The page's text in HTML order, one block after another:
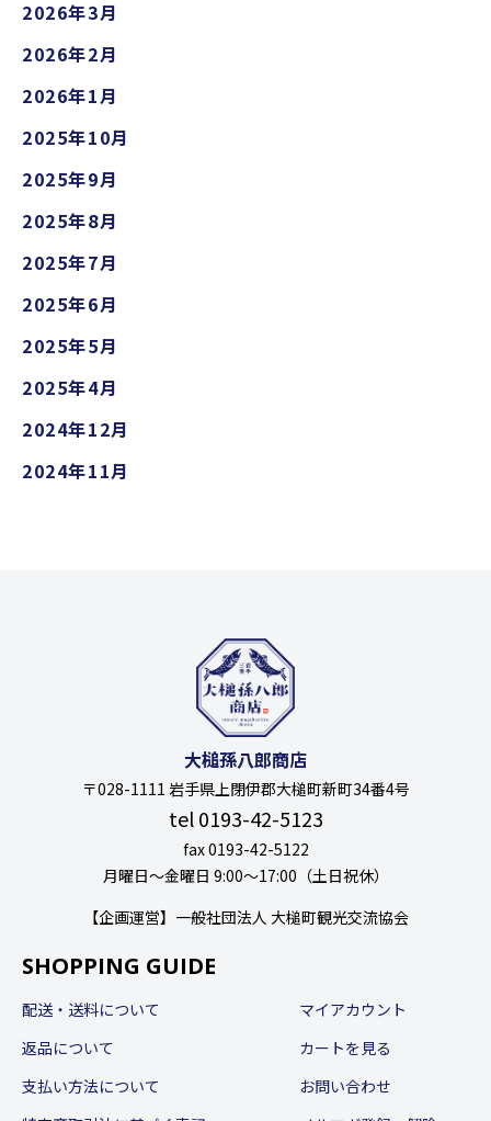
2026年3月
2026年2月
2026年1月
2025年10月
2025年9月
2025年8月
2025年7月
2025年6月
2025年5月
2025年4月
2024年12月
2024年11月
大槌孫八郎商店
〒028-1111 岩手県上閉伊郡大槌町新町34番4号
tel 0193-42-5123
fax 0193-42-5122
月曜日〜金曜日 9:00〜17:00（土日祝休）
【企画運営】一般社団法人 大槌町観光交流協会
SHOPPING GUIDE
配送・送料について
返品について
支払い方法について
マイアカウント
カートを見る
お問い合わせ